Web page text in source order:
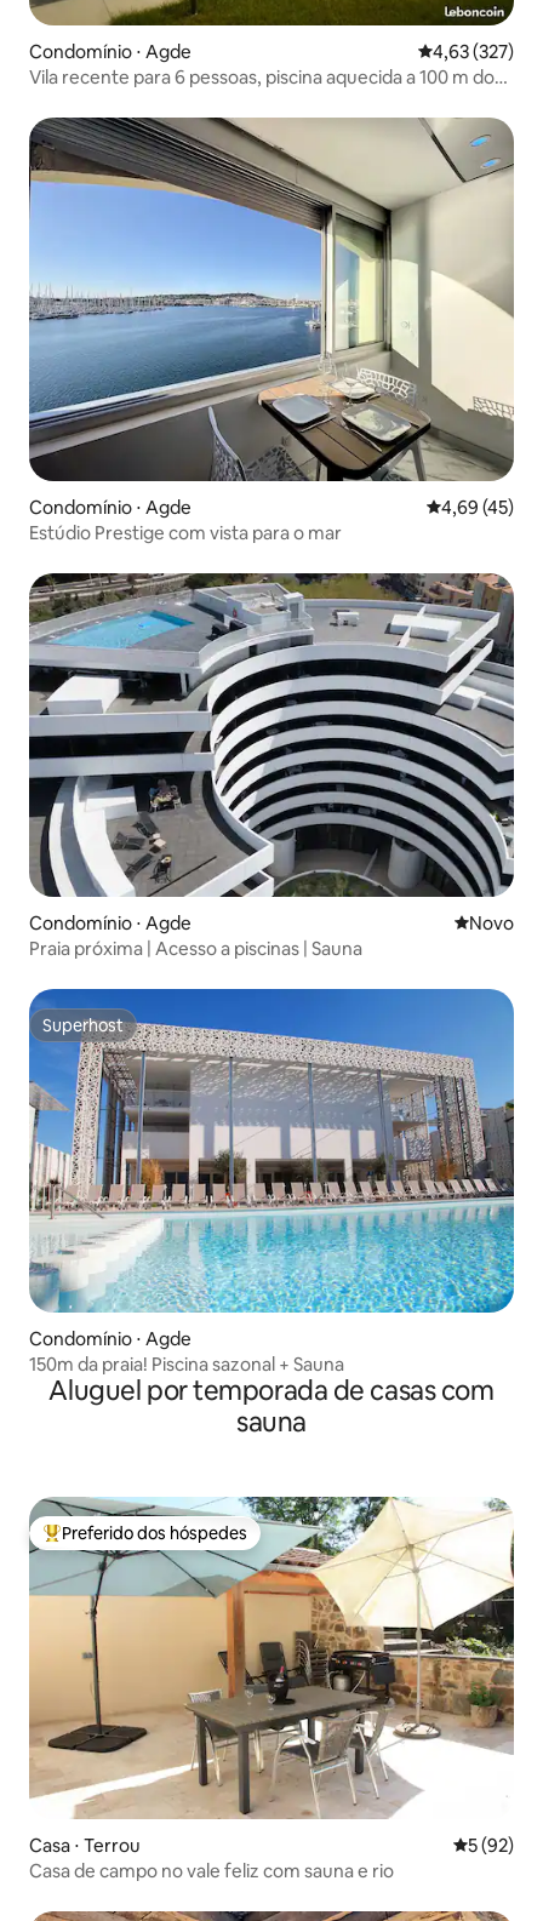
Condomínio ⋅ Agde 4,63 de uma
4,63 (327)
Vila recente para 6 pessoas, piscina aquecida a 100 m do
Condomínio ⋅ Agde 4,69 de uma
4,69 (45)
Estúdio Prestige com vista para o mar
Condomínio ⋅ Agde Novo
Novo
Praia próxima | Acesso a piscinas | Sauna
Superhost
Superhost
Condomínio ⋅ Agde
150m da praia! Piscina sazonal + Sauna
Aluguel por temporada de casas com
sauna
Entre os melhores preferidos dos hóspedes
Preferido dos hóspedes
Casa ⋅ Terrou 5 de uma
5 (92)
Casa de campo no vale feliz com sauna e rio